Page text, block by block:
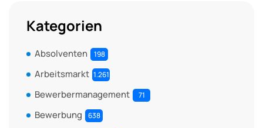
Kategorien
Absolventen 198
Arbeitsmarkt 1.261
Bewerbermanagement 71
Bewerbung 638